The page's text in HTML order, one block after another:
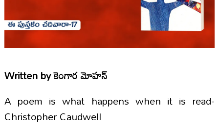
Written byకెంగార మోహన్
A poem is what happens when it is read-
Christopher Caudwell